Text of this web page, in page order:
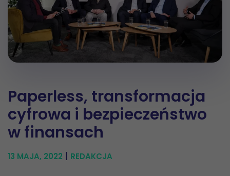
Paperless, transformacja
cyfrowa i bezpieczeństwo
w finansach
13 MAJA, 2022 | REDAKCJA